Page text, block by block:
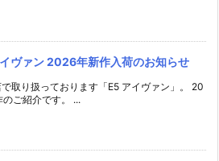
イヴァン 2026年新作入荷のお知らせ
取り扱っております「E5 アイヴァン」。 20
のご紹介です。 ...